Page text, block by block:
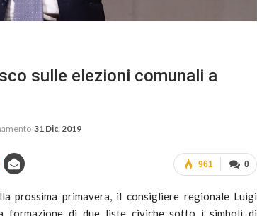
sulle elezioni comunali a
31 Dic, 2019
0
961
prossima primavera, il consigliere regionale Luigi
formazione di due liste civiche sotto i simboli di